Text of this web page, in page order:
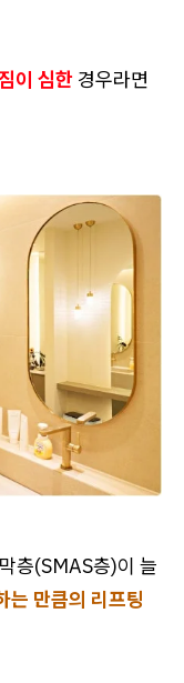
이 심한 경우라면
층(SMAS층)이 늘
는 만큼의 리프팅